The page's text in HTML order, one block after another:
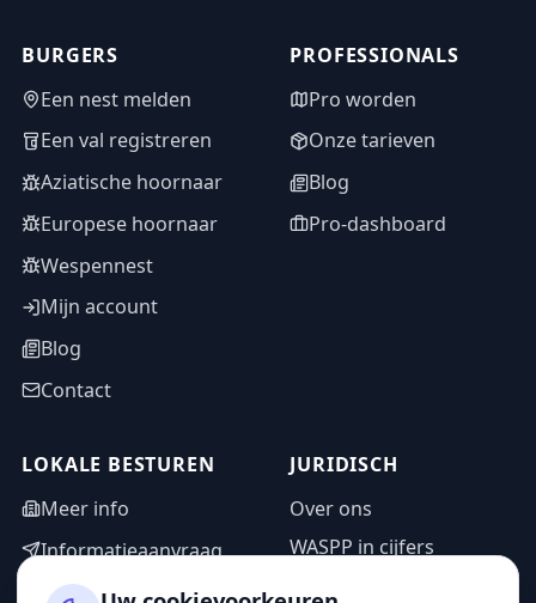
BURGERS
Een nest melden
Een val registreren
Aziatische hoornaar
Europese hoornaar
Wespennest
Mijn account
Blog
Contact
PROFESSIONALS
Pro worden
Onze tarieven
Blog
Pro-dashboard
LOKALE BESTUREN
Meer info
Informatieaanvraag
Adminzone
JURIDISCH
Over ons
WASPP in cijfers